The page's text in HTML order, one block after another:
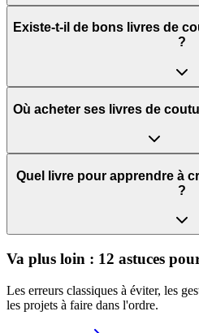
Existe-t-il de bons livres de
?
Où acheter ses livres de
Quel livre pour apprendre à
?
Va plus loin : 12 astuces
Les erreurs classiques à éviter, les
les projets à faire dans l'ordre.